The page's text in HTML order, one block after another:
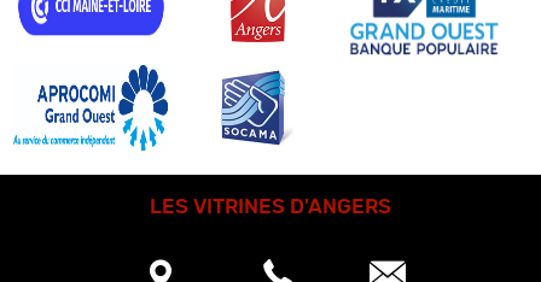
LES VITRINES D'ANGERS